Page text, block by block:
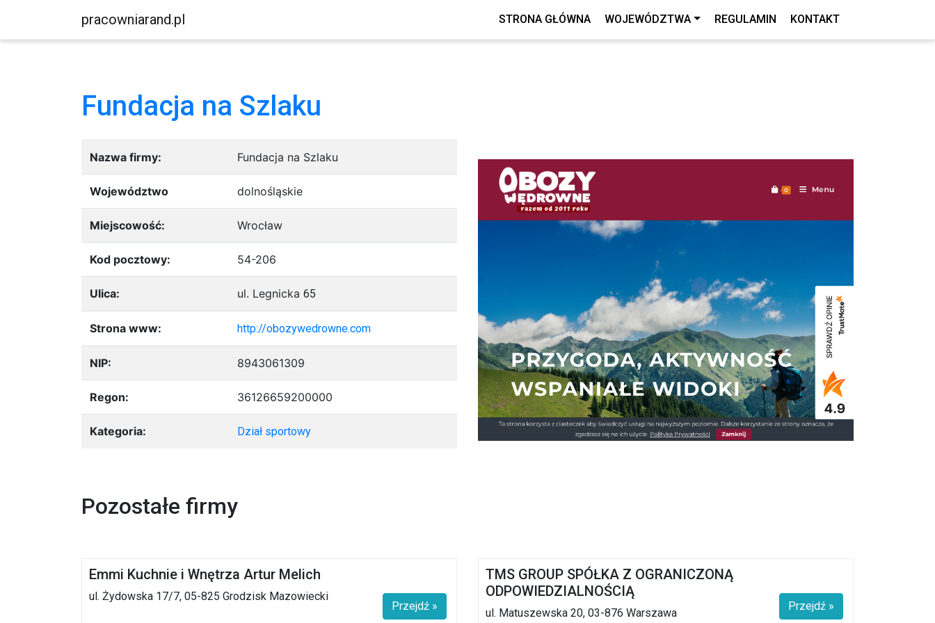
pracowniarand.pl STRONA GŁÓWNA WOJEWÓDZTWA REGULAMIN KONTAKT
Fundacja na Szlaku
Nazwa firmy: Fundacja na Szlaku
Województwo dolnośląskie
Miejscowość: Wrocław
Kod pocztowy: 54-206
Ulica: ul. Legnicka 65
Strona www: http://obozywedrowne.com
NIP: 8943061309
Regon: 36126659200000
Kategoria: Dział sportowy
Pozostałe firmy
Emmi Kuchnie i Wnętrza Artur Melich
ul. Żydowska 17/7, 05-825 Grodzisk Mazowiecki
Przejdź »
TMS GROUP SPÓŁKA Z OGRANICZONĄ
ODPOWIEDZIALNOŚCIĄ
ul. Matuszewska 20, 03-876 Warszawa
Przejdź »